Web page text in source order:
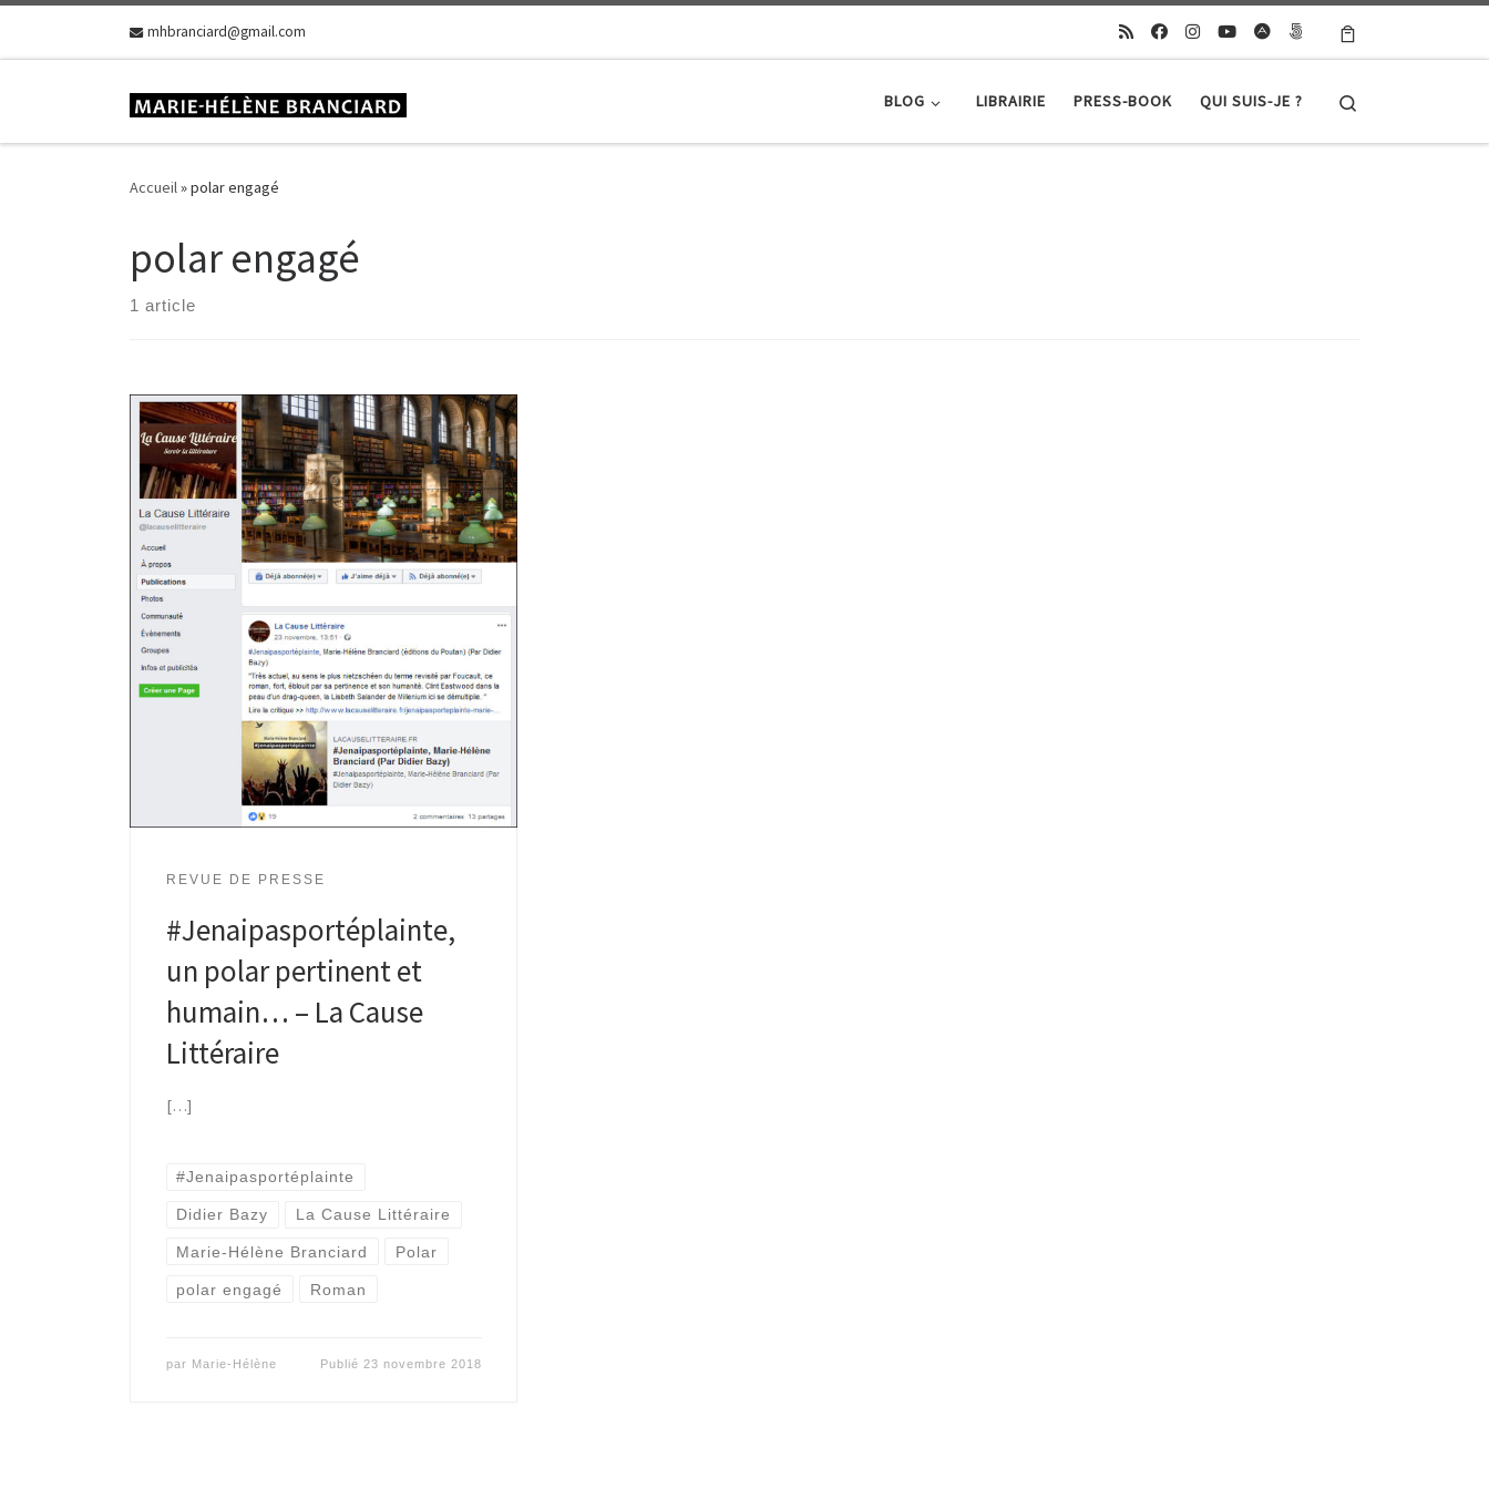
Skip to content mhbranciard@gmail.com
BLOG LIBRAIRIE PRESS-BOOK QUI SUIS-JE ?
Accueil»polar engagé
polar engagé
1 article
REVUE DE PRESSE
#Jenaipasportéplainte,
un polar pertinent et
humain… – La Cause
Littéraire
[…]
#Jenaipasportéplainte
Didier Bazy La Cause Littéraire
Marie-Hélène Branciard Polar
polar engagé Roman
par Marie-Hélène Publié 23 novembre 2018